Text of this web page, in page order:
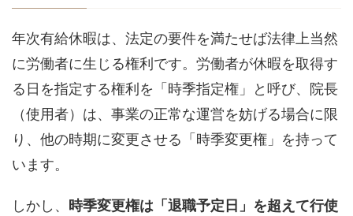
年次有給休暇は、法定の要件を満たせば法律上当然
に労働者に生じる権利です。労働者が休暇を取得す
る日を指定する権利を「時季指定権」と呼び、院長
（使用者）は、事業の正常な運営を妨げる場合に限
り、他の時期に変更させる「時季変更権」を持って
います。
しかし、 時季変更権は「退職予定日」を超えて行使